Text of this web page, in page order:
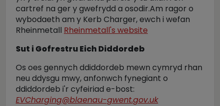
cartref na ger y gwefrydd a osodir.Am ragor o
wybodaeth am y Kerb Charger, ewch i wefan
Rheinmetall Rheinmetall's website
Sut i Gofrestru Eich Diddordeb
Os oes gennych ddiddordeb mewn cymryd rhan
neu ddysgu mwy, anfonwch fynegiant o
ddiddordeb i'r cyfeiriad e-bost:
EVCharging@blaenau-gwent.gov.uk